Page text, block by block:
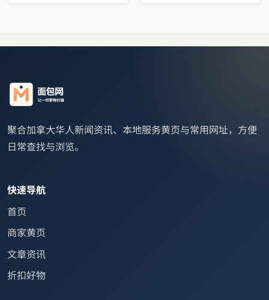
聚合加拿大华人新闻资讯、本地服务黄页与常用网址，方便
日常查找与浏览。
快速导航
首页
商家黄页
文章资讯
折扣好物